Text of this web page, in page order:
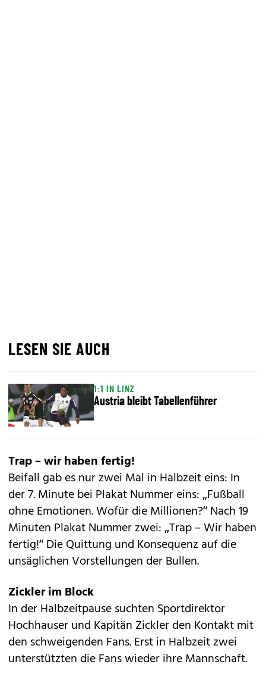
LESEN SIE AUCH
1:1 IN LINZ
Austria bleibt Tabellenführer
Trap – wir haben fertig!
Beifall gab es nur zwei Mal in Halbzeit eins: In
der 7. Minute bei Plakat Nummer eins: „Fußball
ohne Emotionen. Wofür die Millionen?“ Nach 19
Minuten Plakat Nummer zwei: „Trap – Wir haben
fertig!“ Die Quittung und Konsequenz auf die
unsäglichen Vorstellungen der Bullen.
Zickler im Block
In der Halbzeitpause suchten Sportdirektor
Hochhauser und Kapitän Zickler den Kontakt mit
den schweigenden Fans. Erst in Halbzeit zwei
unterstützten die Fans wieder ihre Mannschaft.